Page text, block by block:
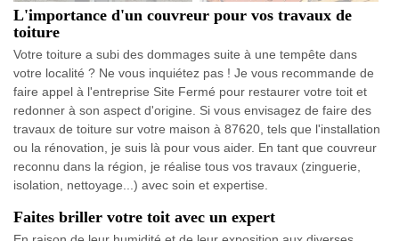
L'importance d'un couvreur pour vos travaux de
toiture
Votre toiture a subi des dommages suite à une tempête dans
votre localité ? Ne vous inquiétez pas ! Je vous recommande de
faire appel à l'entreprise Site Fermé pour restaurer votre toit et
redonner à son aspect d'origine. Si vous envisagez de faire des
travaux de toiture sur votre maison à 87620, tels que l'installation
ou la rénovation, je suis là pour vous aider. En tant que couvreur
reconnu dans la région, je réalise tous vos travaux (zinguerie,
isolation, nettoyage...) avec soin et expertise.
Faites briller votre toit avec un expert